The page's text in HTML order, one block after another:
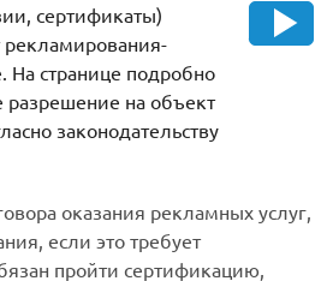
сертификаты)
рекламирования-
На странице подробно
разрешение на объект
законодательству
оказания рекламных услуг,
если это требует
пройти сертификацию,